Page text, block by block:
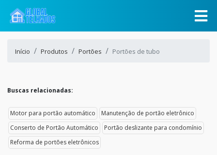
Início Produtos Portões Portões de tubo
Buscas relacionadas:
Motor para portão automático
Manutenção de portão eletrônico
Conserto de Portão Automático
Portão deslizante para condomínio
Reforma de portões eletrônicos